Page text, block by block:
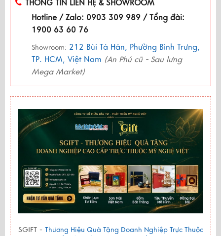
THÔNG TIN LIÊN HỆ & SHOWROOM
Hotline / Zalo: 0903 309 989 / Tổng đài:
1900 63 60 76
Showroom: 212 Bùi Tá Hán, Phường Bình Trưng,
TP. HCM, Việt Nam (An Phú cũ - Sau lưng
Mega Market)
SGIFT - Thương Hiệu Quà Tặng Doanh Nghiệp Trực Thuộc